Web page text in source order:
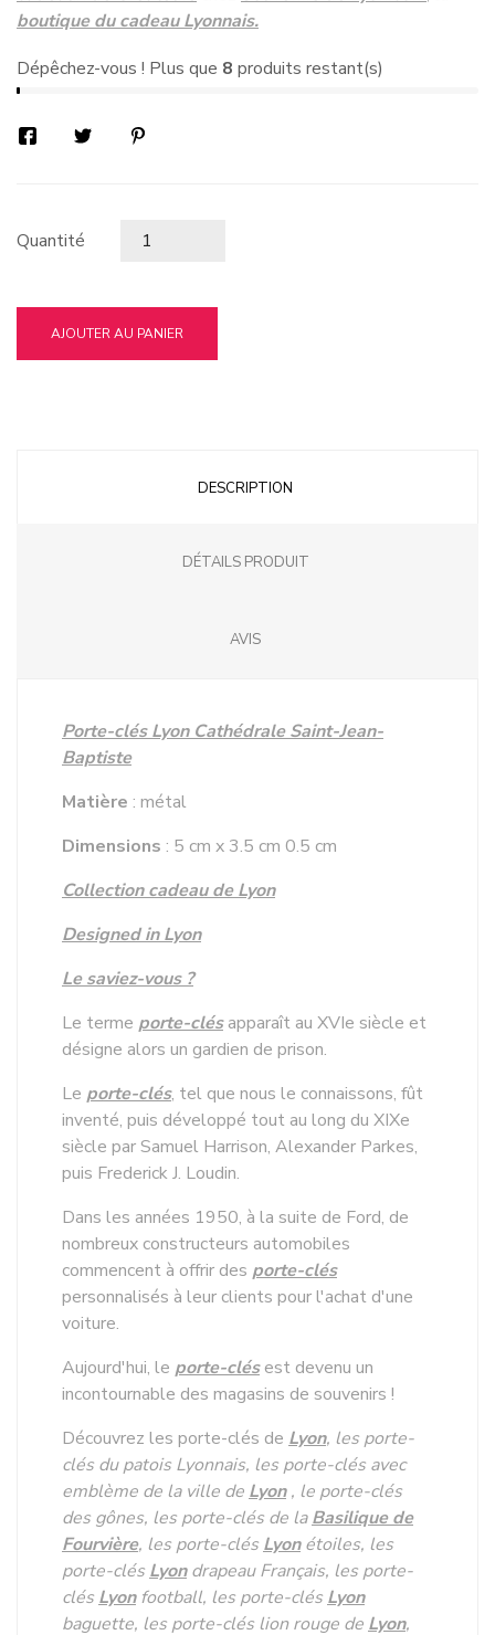
boutique du cadeau Lyonnais.
Dépêchez-vous ! Plus que 8 produits restant(s)
Quantité
AJOUTER AU PANIER
DESCRIPTION
DÉTAILS PRODUIT
AVIS
Porte-clés Lyon Cathédrale Saint-Jean-
Baptiste
Matière : métal
Dimensions : 5 cm x 3.5 cm 0.5 cm
Collection cadeau de Lyon
Designed in Lyon
Le saviez-vous ?
Le terme porte-clésapparaît au XVIe siècle et
désigne alors un gardien de prison.
Le porte-clés, tel que nous le connaissons, fût
inventé, puis développé tout au long du XIXe
siècle par Samuel Harrison, Alexander Parkes,
puis Frederick J. Loudin.
Dans les années 1950, à la suite de Ford, de
nombreux constructeurs automobiles
commencent à offrir des porte-clés
personnalisés à leur clients pour l'achat d'une
voiture.
Aujourd'hui, le porte-clésest devenu un
incontournable des magasins de souvenirs !
Découvrez les porte-clés de Lyon, les porte-
clés du patois Lyonnais, les porte-clés avec
emblème de la ville de Lyon , le porte-clés
des gônes, les porte-clés de laBasilique de
Fourvière, les porte-clés Lyon étoiles, les
porte-clés Lyon drapeau Français, les porte-
clés Lyon football, les porte-clés Lyon
baguette, les porte-clés lion rouge de Lyon,